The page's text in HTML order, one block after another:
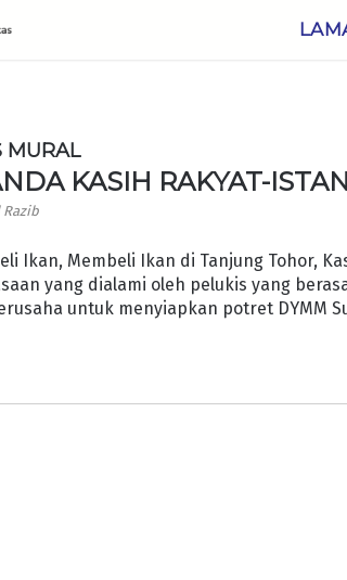
MURAL
KASIH RAKYAT-
Ikan, Membeli Ikan di Tanjung Tohor,
yang dialami oleh pelukis yang
untuk menyiapkan potret DYMM